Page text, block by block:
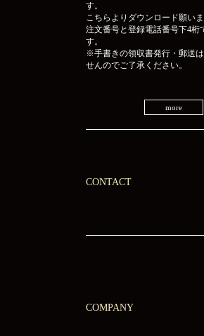
す。
こちらよりダウンロード願いま
注文番号と登録電話番号下4桁
す。
※手書きの領収書発行・郵送
せんのでご了承ください。
more
CONTACT
COMPANY